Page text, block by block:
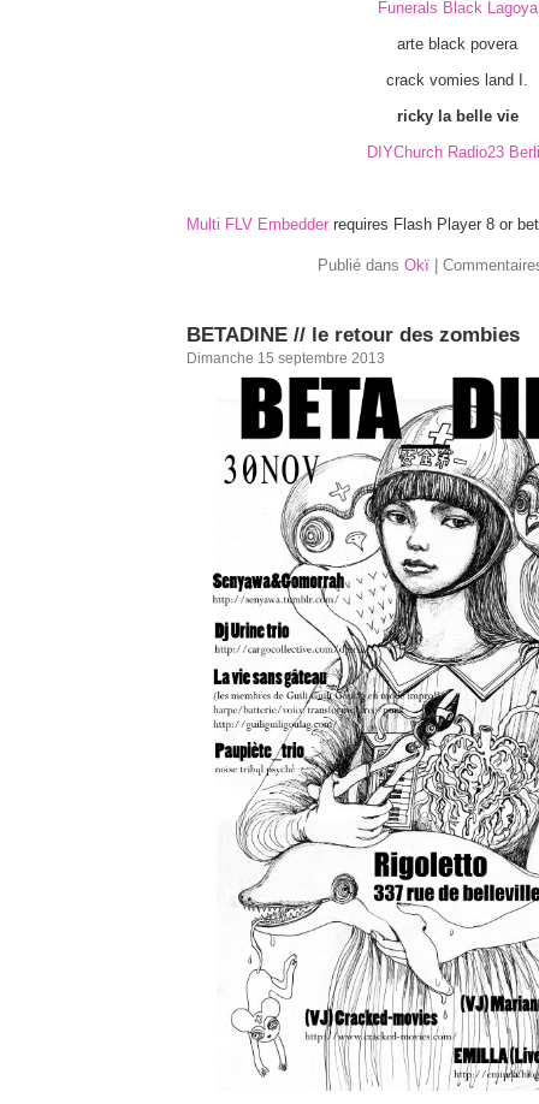
Funerals Black Lagoya
arte black povera
crack vomies land I.
ricky la belle vie
DIYChurch Radio23
Multi FLV Embedder requires Flash Player 8 or
Publié dans Okï
BETADINE // le retour des zombies
Dimanche 15 septembre 2013